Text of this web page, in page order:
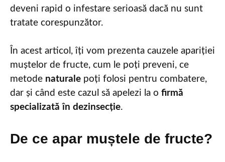
deveni rapid o infestare serioasă dacă nu sunt
tratate corespunzător.
În acest articol, îți vom prezenta cauzele apariției
muștelor de fructe, cum le poți preveni, ce
metode naturale poți folosi pentru combatere,
dar și când este cazul să apelezi la o firmă
specializată în dezinsecție.
De ce apar muștele de fructe?